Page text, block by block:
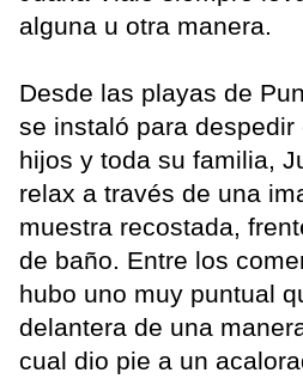
alguna u otra manera.
Desde las playas de
se instaló para despedir
hijos y toda su familia,
relax a través de una
muestra recostada,
de baño. Entre los
hubo uno muy puntual
delantera de una
cual dio pie a un